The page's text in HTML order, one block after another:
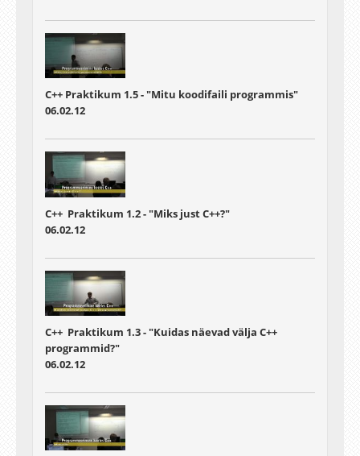
C++ Praktikum 1.5 - "Mitu koodifaili programmis"
06.02.12
C++ Praktikum 1.2 - "Miks just C++?"
06.02.12
C++ Praktikum 1.3 - "Kuidas näevad välja C++
programmid?"
06.02.12